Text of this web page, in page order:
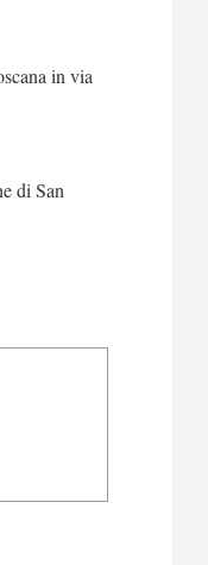
in via
di San